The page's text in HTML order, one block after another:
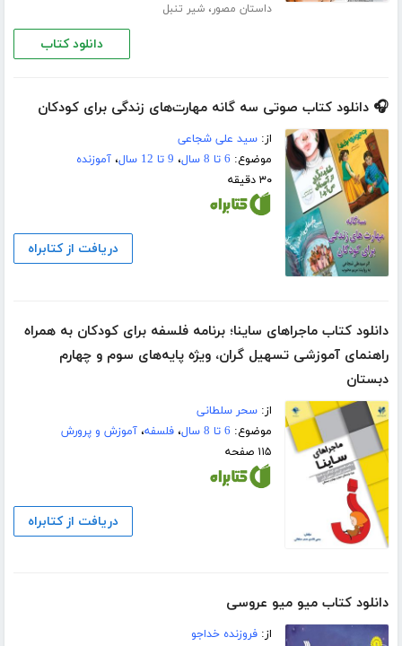
داستان مصور،شیر تنبل
دانلود کتاب
🎧 دانلود کتاب صوتی سه گانه مهارت‌های زندگی برای کودکان
از:سید علی شجاعی
موضوع: 6 تا 8 سال ، 9 تا 12 سال ،آموزنده
۳۰ دقیقه
دریافت از کتابراه
دانلود کتاب ماجراهای ساینا؛ برنامه فلسفه برای کودکان به همراه
راهنمای آموزشی تسهیل گران، ویژه پایه‌های سوم و چهارم
دبستان
از:سحر سلطانی
موضوع: 6 تا 8 سال ،فلسفه،آموزش و پرورش
۱۱۵ صفحه
دریافت از کتابراه
دانلود کتاب میو میو عروسی
از:فروزنده خداجو